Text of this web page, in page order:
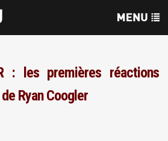
: les premières réactions
Ryan Coogler